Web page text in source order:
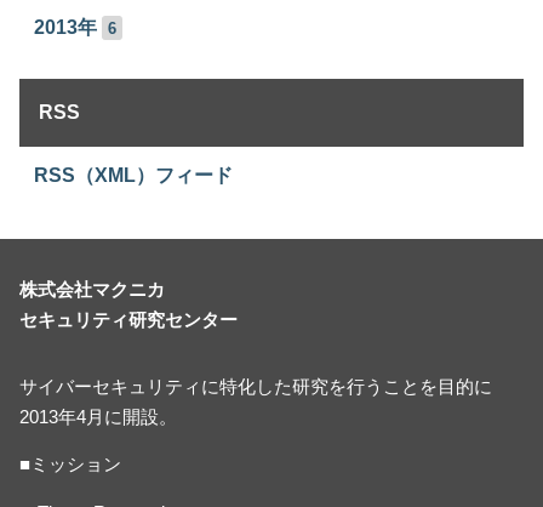
2013年 6
RSS
RSS（XML）フィード
株式会社マクニカ
セキュリティ研究センター
サイバーセキュリティに特化した研究を行うことを目的に
2013年4月に開設。
■ミッション